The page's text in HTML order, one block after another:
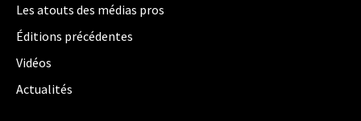
Les atouts des médias pros
Éditions précédentes
Vidéos
Actualités